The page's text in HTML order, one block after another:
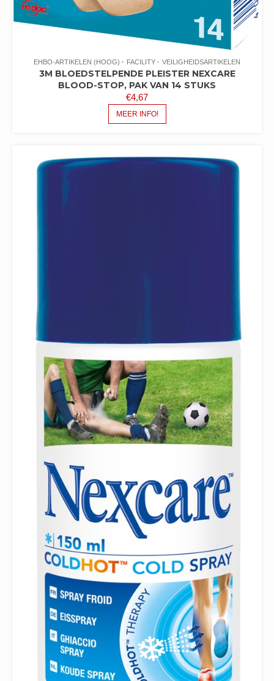
EHBO-ARTIKELEN (HOOG) FACILITY VEILIGHEIDSARTIKELEN
3M BLOEDSTELPENDE PLEISTER NEXCARE
BLOOD-STOP, PAK VAN 14 STUKS
€4,67
MEER INFO!